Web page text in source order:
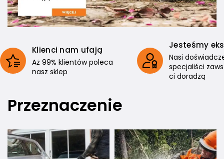
Klienci nam ufają
Aż 99% klientów poleca
nasz sklep
Jesteśmy
Nasi
specjaliści
ci doradzą
Przeznaczenie